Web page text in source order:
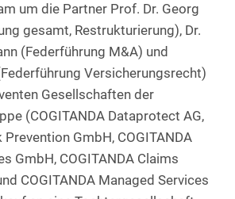
um die Partner Prof. Dr. Georg
gesamt, Restrukturierung), Dr.
(Federführung M&A) und
Versicherungsrecht)
Gesellschaften der
(COGITANDA Dataprotect AG,
Prevention GmbH, COGITANDA
GmbH, COGITANDA Claims
COGITANDA Managed Services